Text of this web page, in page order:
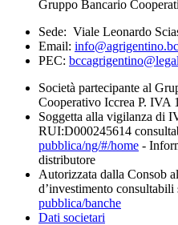
Gruppo Bancario
Sede: Viale Leonardo
Email:
PEC:
Società partecipante al
Cooperativo Iccrea P. IVA
Soggetta alla vigilanza di
RUI:D000245614
pubblica/ng/#/home -
distributore
Autorizzata dalla Consob
d’investimento consultabili
pubblica/banche
Dati societari